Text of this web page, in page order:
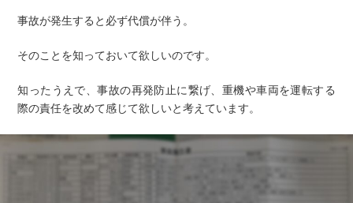
事故が発生すると必ず代償が伴う。
そのことを知っておいて欲しいのです。
知ったうえで、事故の再発防止に繋げ、重機や車両を運転する
際の責任を改めて感じて欲しいと考えています。